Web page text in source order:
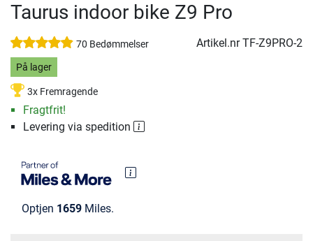
Taurus indoor bike Z9 Pro
70 Bedømmelser Artikel.nrTF-Z9PRO-2
På lager
3x Fremragende
Fragtfrit!
Levering via spedition
Optjen 1659 Miles.